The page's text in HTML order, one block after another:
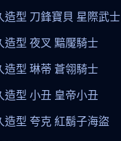
造型 刀鋒寶貝 星際武士
造型 夜叉 黯魘騎士
造型 琳蒂 蒼翎騎士
造型 小丑 皇帝小丑
造型 夸克 紅鬍子海盜